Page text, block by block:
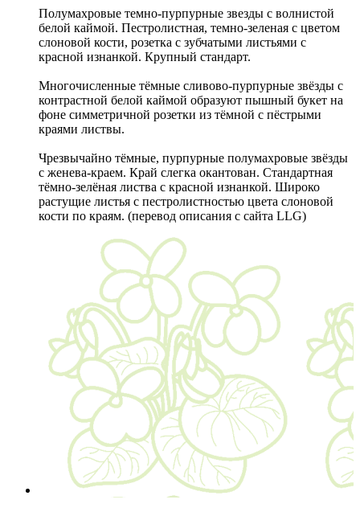
Полумахровые темно-пурпурные звезды с волнистой
белой каймой. Пестролистная, темно-зеленая с цветом
слоновой кости, розетка с зубчатыми листьями с
красной изнанкой. Крупный стандарт.
Многочисленные тёмные сливово-пурпурные звёзды с
контрастной белой каймой образуют пышный букет на
фоне симметричной розетки из тёмной с пёстрыми
краями листвы.
Чрезвычайно тёмные, пурпурные полумахровые звёзды
с женева-краем. Край слегка окантован. Стандартная
тёмно-зелёная листва с красной изнанкой. Широко
растущие листья с пестролистностью цвета слоновой
кости по краям. (перевод описания с сайта LLG)